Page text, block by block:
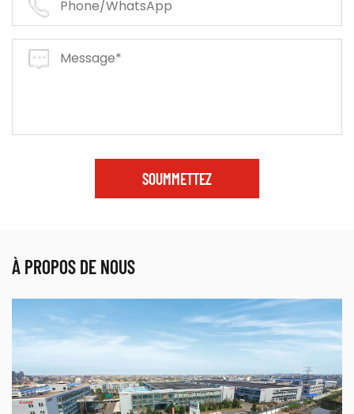
SOUMMETTEZ
À PROPOS DE NOUS